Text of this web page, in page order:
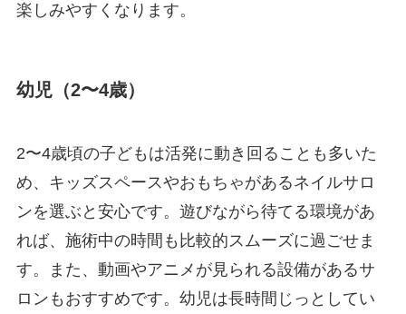
楽しみやすくなります。
幼児（2〜4歳）
2〜4歳頃の子どもは活発に動き回ることも多いた
め、キッズスペースやおもちゃがあるネイルサロ
ンを選ぶと安心です。遊びながら待てる環境があ
れば、施術中の時間も比較的スムーズに過ごせま
す。また、動画やアニメが見られる設備があるサ
ロンもおすすめです。幼児は長時間じっとしてい